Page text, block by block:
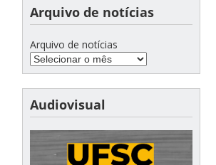
Arquivo de notícias
Arquivo de notícias
Audiovisual